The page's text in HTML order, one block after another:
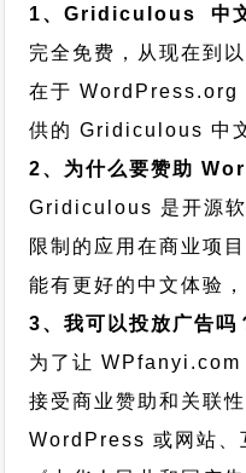
1、Gridiculous 中文
完全免费，从现在到
在于 WordPress.org
供的 Gridiculous 中
2、为什么要赞助
Gridiculous 是开源软
限制的应用在商业项
能有更好的中文体验
3、我可以投放广告吗
为了让 WPfanyi.com
接受商业赞助和关联
WordPress 或网站、